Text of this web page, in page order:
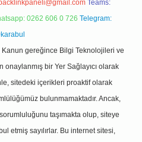
Teams:
0262 606 0 726 Telegram:
Kanun gereğince Bilgi Teknolojileri ve
onaylanmış bir Yer Sağlayıcı olarak
sitedeki içerikleri proaktif olarak
bulunmamaktadır. Ancak,
taşımakta olup, siteye
etmiş sayılırlar. Bu internet sitesi,